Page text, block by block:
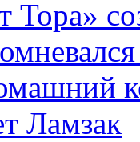
Тора»
Ламзак